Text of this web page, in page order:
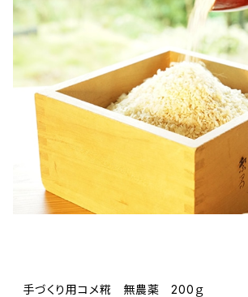
手づくり用コメ糀 無農薬 200ｇ